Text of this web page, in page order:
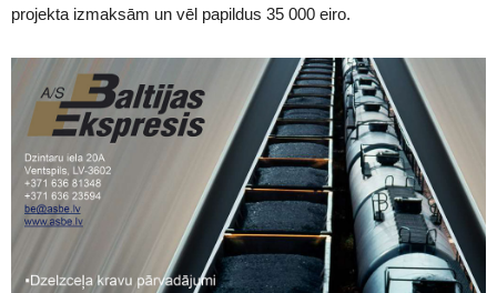
projekta izmaksām un vēl papildus 35 000 eiro.